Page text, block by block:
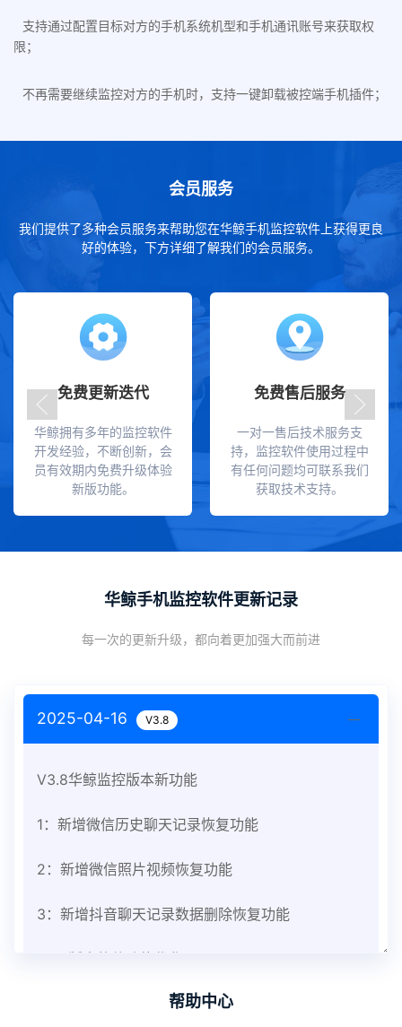
支持通过配置目标对方的手机系统机型和手机通讯账号来获取权
限；
不再需要继续监控对方的手机时，支持一键卸载被控端手机插件；
会员服务
我们提供了多种会员服务来帮助您在华鲸手机监控软件上获得更良
好的体验，下方详细了解我们的会员服务。
免费更新迭代
华鲸拥有多年的监控软件
开发经验，不断创新，会
员有效期内免费升级体验
新版功能。
免费售后服务
一对一售后技术服务支
持，监控软件使用过程中
有任何问题均可联系我们
获取技术支持。
华鲸手机监控软件更新记录
每一次的更新升级，都向着更加强大而前进
2025-04-16 V3.8
V3.8华鲸监控版本新功能
1：新增微信历史聊天记录恢复功能
2：新增微信照片视频恢复功能
3：新增抖音聊天记录数据删除恢复功能
1：优化监控终端从当前监控界面切换其他被控端手
帮助中心